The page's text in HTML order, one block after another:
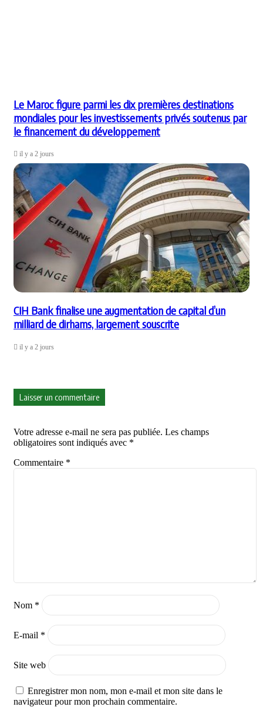
Le Maroc figure parmi les dix premières destinations
mondiales pour les investissements privés soutenus par
le financement du développement
il y a 2 jours
CIH Bank finalise une augmentation de capital d’un
milliard de dirhams, largement souscrite
il y a 2 jours
Laisser un commentaire
Votre adresse e-mail ne sera pas publiée. Les champs
obligatoires sont indiqués avec *
Commentaire *
Nom *
E-mail *
Site web
Enregistrer mon nom, mon e-mail et mon site dans le
navigateur pour mon prochain commentaire.